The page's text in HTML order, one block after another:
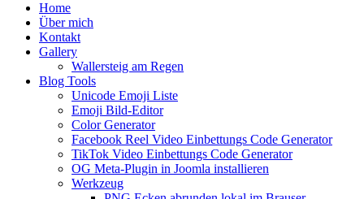
Home
Über mich
Kontakt
Gallery
Wallersteig am Regen
Blog Tools
Unicode Emoji Liste
Emoji Bild‑Editor
Color Generator
Facebook Reel Video Einbettungs Code Generator
TikTok Video Einbettungs Code Generator
OG Meta‑Plugin in Joomla installieren
Werkzeug